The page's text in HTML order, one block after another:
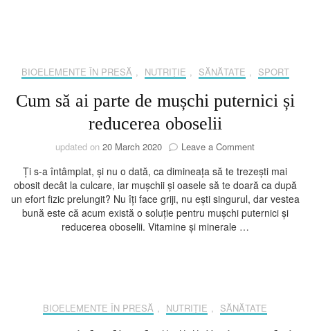
BIOELEMENTE ÎN PRESĂ , NUTRIȚIE , SĂNĂTATE , SPORT
Cum să ai parte de mușchi puternici și
reducerea oboselii
updated on 20 March 2020 Leave a Commenton
să
ai
parte
de
Ți s-a întâmplat, și nu o dată, ca dimineața să te trezești mai
obosit decât la culcare, iar mușchii și oasele să te doară ca după
un efort fizic prelungit? Nu îți face griji, nu ești singurul, dar vestea
bună este că acum există o soluție pentru mușchi puternici și
reducerea oboselii. Vitamine și minerale …
BIOELEMENTE ÎN PRESĂ , NUTRIȚIE , SĂNĂTATE